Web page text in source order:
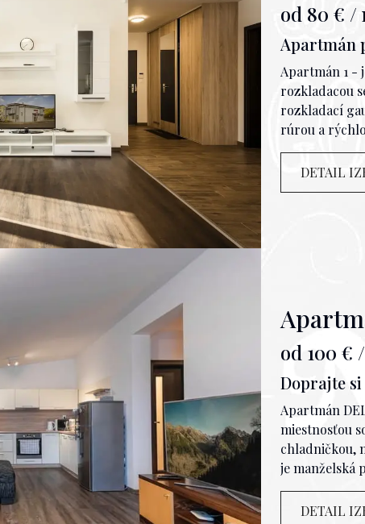
od 80 € /
Apartmán
Apartmán 1 -
rozkladacou
rozkladací
rúrou a
kúpeľňa so
pripojenie,
samozrejme
DETAIL
od 100 €
Doprajte
Apartmán
miestnosťou
chladničkou,
je manželská
Ostatné
WifiDETAIL